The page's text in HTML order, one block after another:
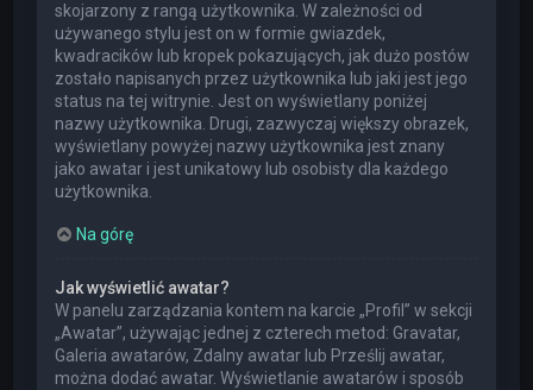
skojarzony z rangą użytkownika. W zależności od
używanego stylu jest on w formie gwiazdek,
kwadracików lub kropek pokazujących, jak dużo postów
zostało napisanych przez użytkownika lub jaki jest jego
status na tej witrynie. Jest on wyświetlany poniżej
nazwy użytkownika. Drugi, zazwyczaj większy obrazek,
wyświetlany powyżej nazwy użytkownika jest znany
jako awatar i jest unikatowy lub osobisty dla każdego
użytkownika.
Na górę
Jak wyświetlić awatar?
W panelu zarządzania kontem na karcie „Profil” w sekcji
„Awatar”, używając jednej z czterech metod: Gravatar,
Galeria awatarów, Zdalny awatar lub Prześlij awatar,
można dodać awatar. Wyświetlanie awatarów i sposób